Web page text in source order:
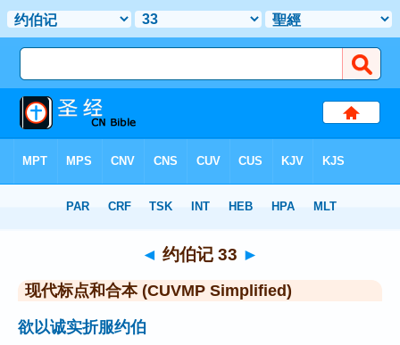
> 约伯记 33
◄ 约伯记 33 ►
现代标点和合本 (CUVMP Simplified)
欲以诚实折服约伯